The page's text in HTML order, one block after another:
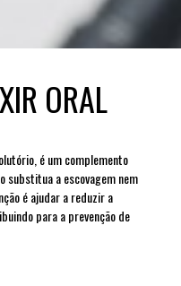
ORAL
é um complemento
substitua a escovagem nem
é ajudar a reduzir a
para a prevenção de